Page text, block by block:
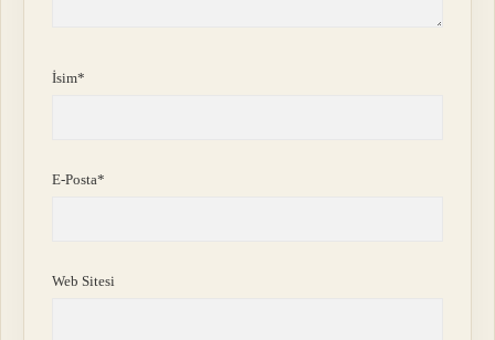
İsim*
E-Posta*
Web Sitesi